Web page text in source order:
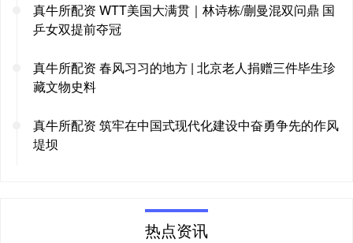
真牛所配资 WTT美国大满贯｜林诗栋/蒯曼混双问鼎 国
乒女双提前夺冠
真牛所配资 春风习习的地方 | 北京老人捐赠三件毕生珍
藏文物史料
真牛所配资 筑牢在中国式现代化建设中奋勇争先的作风
堤坝
热点资讯